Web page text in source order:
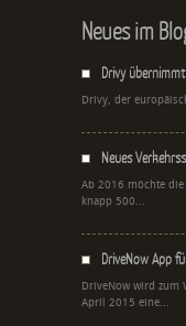
Neues im
Drivy
Drivy, der
Neues
Ab 2016 möchte die
knapp 500...
DriveNow App
DriveNow wird zum
April 2015 eine...